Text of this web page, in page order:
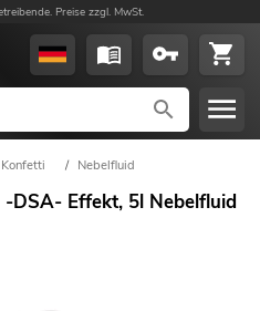
Preise zzgl. MwSt.
/ Nebelfluid
-DSA- Effekt, 5l Nebelfluid